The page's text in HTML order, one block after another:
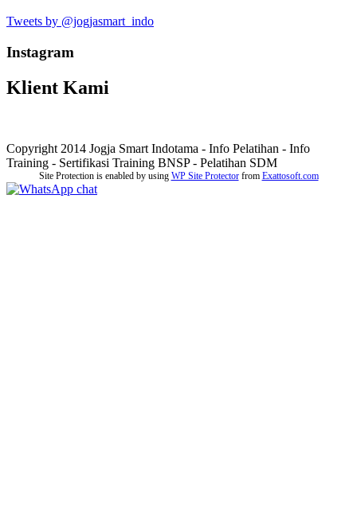
Tweets by @jogjasmart_indo
Instagram
Klient Kami
Copyright 2014 Jogja Smart Indotama - Info Pelatihan - Info
Training - Sertifikasi Training BNSP - Pelatihan SDM
Site Protection is enabled by using WP Site Protectorfrom Exattosoft.com